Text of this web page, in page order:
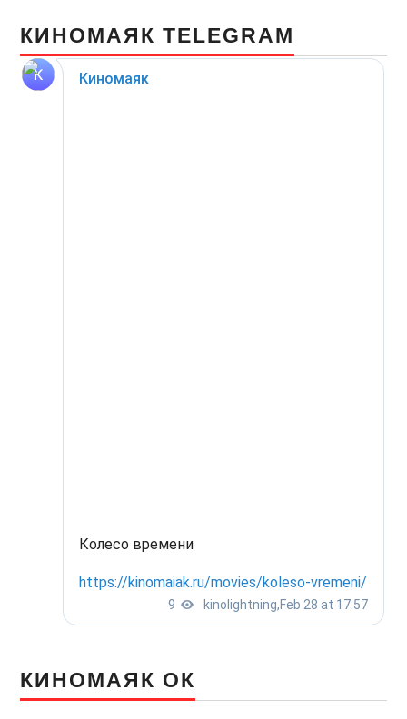
КИНОМАЯК TELEGRAM
КИНОМАЯК ОК